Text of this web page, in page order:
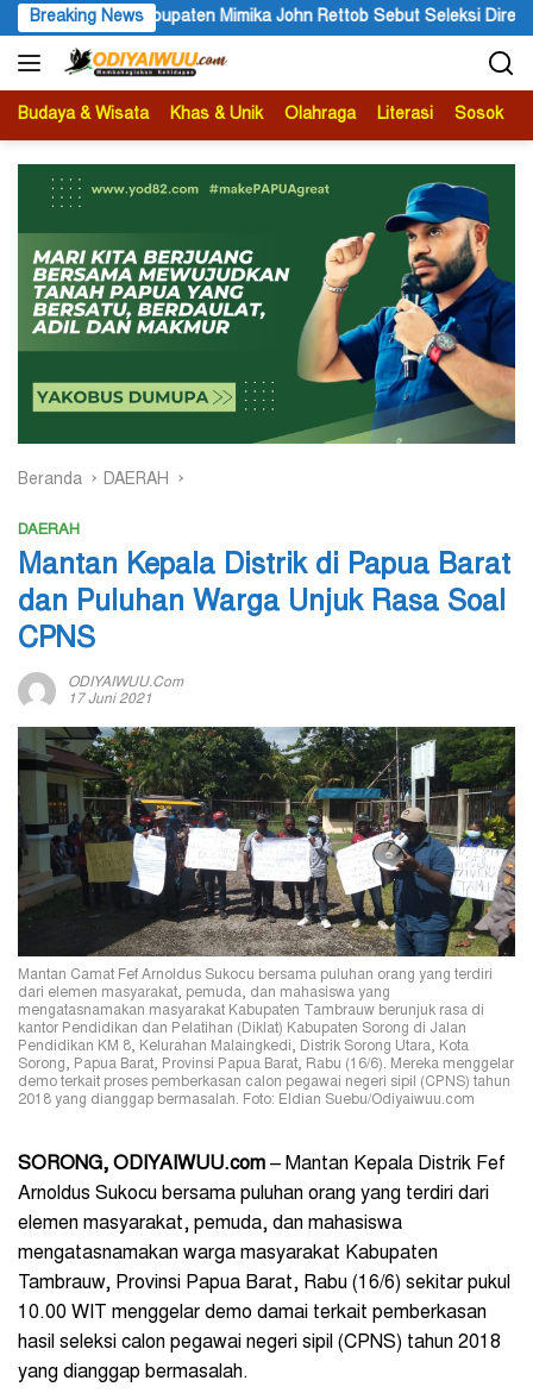
Langsung
ke
konten
Breaking News
Mimika John Rettob Sebut Seleksi Direksi PT MAS Wajib
Budaya & Wisata Khas & Unik Olahraga Literasi Sosok
Beranda DAERAH
DAERAH
Mantan Kepala Distrik di Papua Barat
dan Puluhan Warga Unjuk Rasa Soal
CPNS
ODIYAIWUU.com
17 Juni 2021
Mantan Camat Fef Arnoldus Sukocu bersama puluhan orang yang terdiri
dari elemen masyarakat, pemuda, dan mahasiswa yang
mengatasnamakan masyarakat Kabupaten Tambrauw berunjuk rasa di
kantor Pendidikan dan Pelatihan (Diklat) Kabupaten Sorong di Jalan
Pendidikan KM 8, Kelurahan Malaingkedi, Distrik Sorong Utara, Kota
Sorong, Papua Barat, Provinsi Papua Barat, Rabu (16/6). Mereka menggelar
demo terkait proses pemberkasan calon pegawai negeri sipil (CPNS) tahun
2018 yang dianggap bermasalah. Foto: Eldian Suebu/Odiyaiwuu.com
SORONG, ODIYAIWUU.com – Mantan Kepala Distrik Fef
Arnoldus Sukocu bersama puluhan orang yang terdiri dari
elemen masyarakat, pemuda, dan mahasiswa
mengatasnamakan warga masyarakat Kabupaten
Tambrauw, Provinsi Papua Barat, Rabu (16/6) sekitar pukul
10.00 WIT menggelar demo damai terkait pemberkasan
hasil seleksi calon pegawai negeri sipil (CPNS) tahun 2018
yang dianggap bermasalah.